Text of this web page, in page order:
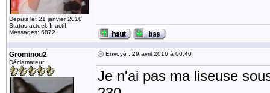
Depuis le: 21 janvier 2010
Status actuel: Inactif
Messages: 6872
Grominou2
Déclamateur
Envoyé : 29 avril 2016 à 00:40
Je n'ai pas ma liseuse